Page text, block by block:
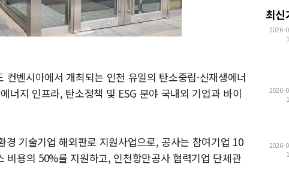
컨벤시아에서 개최되는 인천 유일의 탄소중립·신재생에너
너지 인프라, 탄소정책 및 ESG 분야 국내외 기업과 바이
기술기업 해외판로 지원사업으로, 공사는 참여기업 10
비용의 50%를 지원하고, 인천항만공사 협력기업 단체관
최신
2026-
2026-
2026-